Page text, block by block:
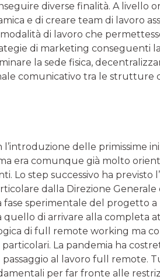
diverse finalità. A livello
e di creare team di lavoro
di lavoro che
di marketing conseguenti
la sede fisica,
comunicativo tra le strutture
delle primissime
era comunque già molto
Lo step successivo ha previsto
dalla Direzione Generale
fase sperimentale del progetto a
di arrivare alla completa
di full remote working ma
La pandemia ha
al lavoro full remote.
per far fronte alle